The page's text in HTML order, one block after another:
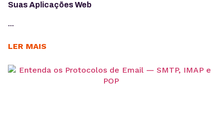
Suas Aplicações Web
...
LER MAIS